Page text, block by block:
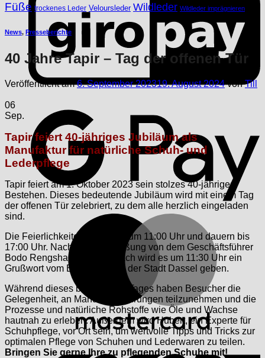
Füße trockenes Leder Veloursleder Wildleder Wildleder imprägnieren
News, Presseberichte
40 Jahre Tapir – Tag der offenen Tür
Veröffentlicht am6. September 202319. August 2024 vonTill
06
Sep.
Tapir feiert 40-jähriges Jubiläum als
Manufaktur für natürliche Schuh- und
Lederpflege
Tapir feiert am 1. Oktober 2023 sein stolzes 40-jähriges
Bestehen. Dieses bedeutende Jubiläum wird mit einem Tag
der offenen Tür zelebriert, zu dem alle herzlich eingeladen
sind.
Die Feierlichkeiten beginnen um 11:00 Uhr und dauern bis
17:00 Uhr. Nach einer Begrüßung von dem Geschäftsführer
Bodo Rengshausen-Fischbach wird es um 11:30 Uhr ein
Grußwort vom Bürgermeister der Stadt Dassel geben.
Während dieses besonderen Tages haben Besucher die
Gelegenheit, an Manufakturführungen teilzunehmen und die
Prozesse und natürliche Rohstoffe wie Öle und Wachse
hautnah zu erleben. Außerdem wird Hubert, ein Experte für
Schuhpflege, vor Ort sein, um wertvolle Tipps und Tricks zur
optimalen Pflege von Schuhen und Lederwaren zu teilen.
Bringen Sie gerne Ihre zu pflegenden Schuhe mit!